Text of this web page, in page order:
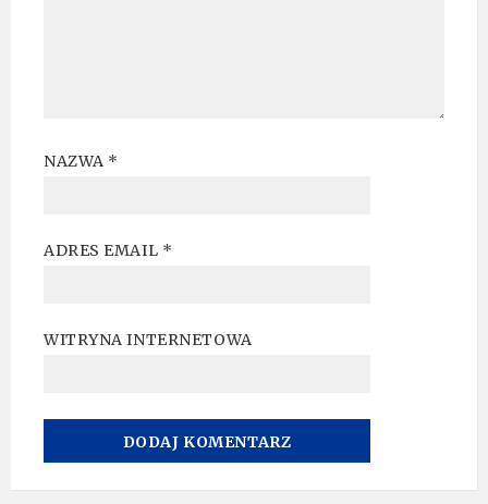
NAZWA *
ADRES EMAIL *
WITRYNA INTERNETOWA